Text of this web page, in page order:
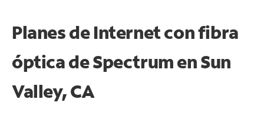
Planes de Internet con fibra
óptica de Spectrum en Sun
Valley, CA